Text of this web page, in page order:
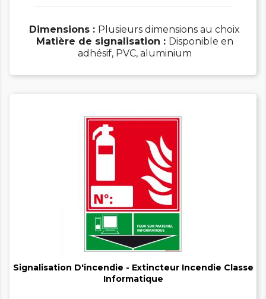
Dimensions : Plusieurs dimensions au choix
Matière de signalisation : Disponible en
adhésif, PVC, aluminium

Signalisation D'incendie - Extincteur Incendie Classe
Informatique